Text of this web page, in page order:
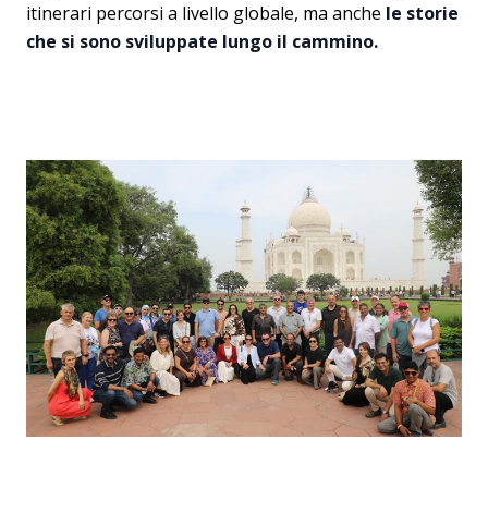
itinerari percorsi a livello globale, ma anche le storie
che si sono sviluppate lungo il cammino.